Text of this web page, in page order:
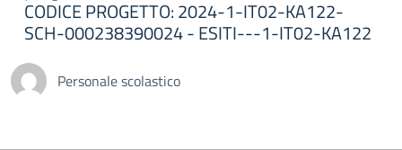
CODICE PROGETTO: 2024-1-IT02-KA122-
SCH-000238390024 - ESITI---1-IT02-KA122
Personale scolastico